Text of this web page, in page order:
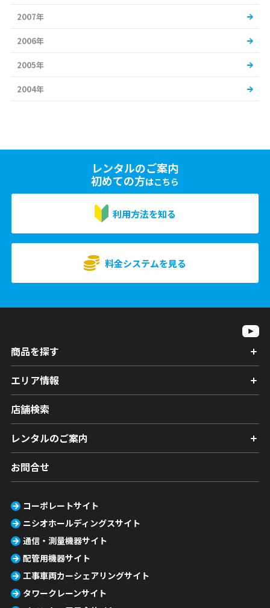
2007年
2006年
2005年
2004年
レンタルのご案内
初めての方はこちら
利用方法を知る
料金システムを見る
商品を探す
エリア情報
店舗検索
レンタルのご案内
お問合せ
コーポレートサイト
ニシオホールディングスサイト
通信・測量機器サイト
配管用機器サイト
工事車両カーシェアリングサイト
タワークレーンサイト